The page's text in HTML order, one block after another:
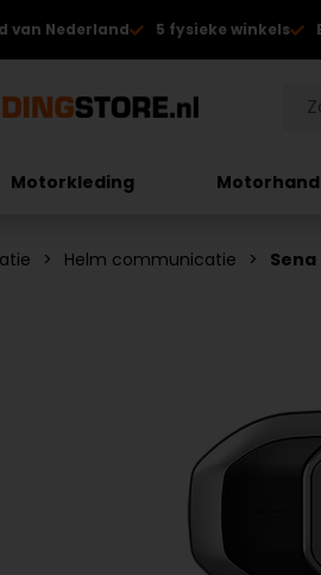
van Nederland 5 fysieke winkels
Motorkleding
Helm communicatie